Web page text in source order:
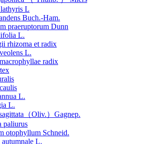
L
Buch.-Ham.
praeruptorum Dunn
L.
rhizoma et radix
L.
radix
L.
L.
（Oliv.）Gagnep.
paliurus
otophyllum Schneid.
L.